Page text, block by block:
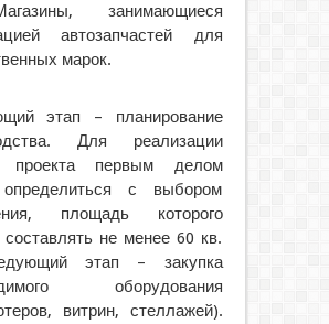
занимающиеся
автозапчастей для
марок.
этап – планирование
Для реализации
проекта первым делом
с выбором
площадь которого
не менее 60 кв.
этап – закупка
оборудования
витрин, стеллажей).